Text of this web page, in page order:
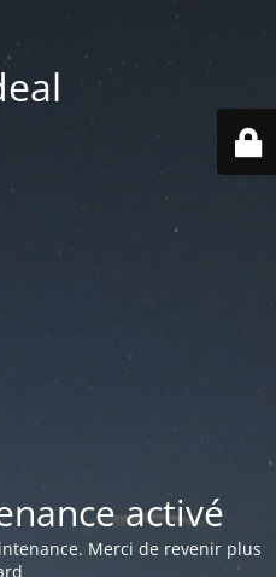
activé
Merci de revenir plus